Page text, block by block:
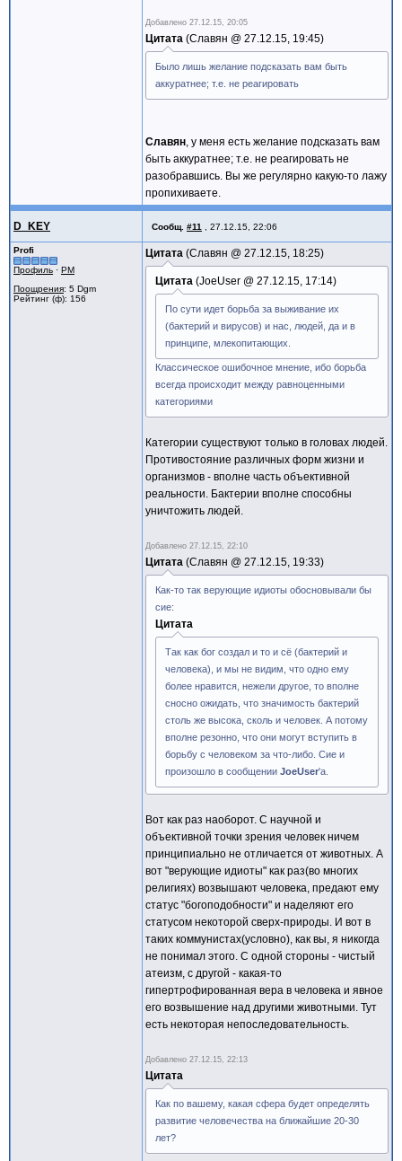
Добавлено 27.12.15, 20:05
Цитата Славян @ 27.12.15, 19:45
Было лишь желание подсказать вам быть
аккуратнее; т.е. не реагировать
Славян, у меня есть желание подсказать вам
быть аккуратнее; т.е. не реагировать не
разобравшись. Вы же регулярно какую-то лажу
пропихиваете.
D_KEY Сообщ. #11 27.12.15, 22:06
Profi
Профиль · PM
Поощрения: 5 Dgm
Рейтинг (ф): 156
Цитата Славян @ 27.12.15, 18:25
Цитата JoeUser @ 27.12.15, 17:14
По сути идет борьба за выживание их
(бактерий и вирусов) и нас, людей, да и в
принципе, млекопитающих.
Классическое ошибочное мнение, ибо борьба
всегда происходит между равноценными
категориями
Категории существуют только в головах людей.
Противостояние различных форм жизни и
организмов - вполне часть объективной
реальности. Бактерии вполне способны
уничтожить людей.
Добавлено 27.12.15, 22:10
Цитата Славян @ 27.12.15, 19:33
Как-то так верующие идиоты обосновывали бы
сие:
Цитата
Так как бог создал и то и сё (бактерий и
человека), и мы не видим, что одно ему
более нравится, нежели другое, то вполне
сносно ожидать, что значимость бактерий
столь же высока, сколь и человек. А потому
вполне резонно, что они могут вступить в
борьбу с человеком за что-либо. Сие и
произошло в сообщении JoeUser'а.
Вот как раз наоборот. С научной и
объективной точки зрения человек ничем
принципиально не отличается от животных. А
вот "верующие идиоты" как раз(во многих
религиях) возвышают человека, предают ему
статус "богоподобности" и наделяют его
статусом некоторой сверх-природы. И вот в
таких коммунистах(условно), как вы, я никогда
не понимал этого. С одной стороны - чистый
атеизм, с другой - какая-то
гипертрофированная вера в человека и явное
его возвышение над другими животными. Тут
есть некоторая непоследовательность.
Добавлено 27.12.15, 22:13
Цитата
Как по вашему, какая сфера будет определять
развитие человечества на ближайшие 20-30
лет?